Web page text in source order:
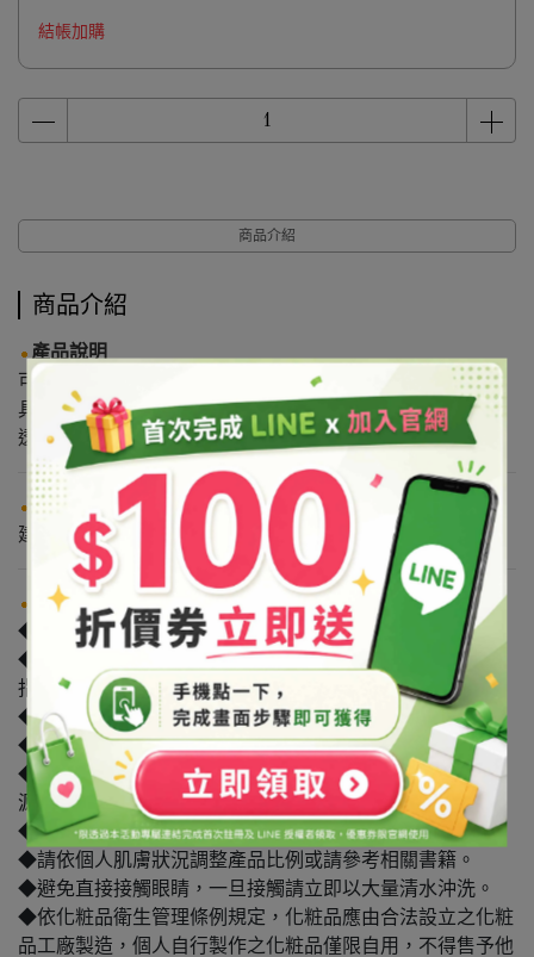
結帳加購
商品介紹
商品介紹
產品說明
可溶於水、酒精及丙二醇。
具良好保濕效果、滲透性佳。
透明無味； 麥芽糖狀，不易流動。
使用方式
建議用量：0.5
注意事項
◆禁止用於食品。
◆原物料可能受各類因素影響導致廠牌/產地的變動。如有
指定廠牌/產地者，請洽詢客服詢問確認。
◆本產品為原料，須稀釋後始可使用。
◆使用本產品前，建議請先做局部測試。
◆請避光保存於陰涼處，保持瓶蓋確實關緊，並請遠離火
源，避免孩童拿取。
◆本產品僅供外用，使用後若感不適請停止使用。
◆請依個人肌膚狀況調整產品比例或請參考相關書籍。
◆避免直接接觸眼睛，一旦接觸請立即以大量清水沖洗。
◆依化粧品衛生管理條例規定，化粧品應由合法設立之化粧
品工廠製造，個人自行製作之化粧品僅限自用，不得售予他